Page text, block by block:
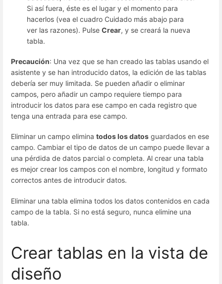
Si así fuera, éste es el lugar y el momento para
hacerlos (vea el cuadro Cuidado más abajo para
ver las razones). Pulse Crear, y se creará la nueva
tabla.
Precaución: Una vez que se han creado las tablas usando el
asistente y se han introducido datos, la edición de las tablas
debería ser muy limitada. Se pueden añadir o eliminar
campos, pero añadir un campo requiere tiempo para
introducir los datos para ese campo en cada registro que
tenga una entrada para ese campo.
Eliminar un campo elimina todos los datos guardados en ese
campo. Cambiar el tipo de datos de un campo puede llevar a
una pérdida de datos parcial o completa. Al crear una tabla
es mejor crear los campos con el nombre, longitud y formato
correctos antes de introducir datos.
Eliminar una tabla elimina todos los datos contenidos en cada
campo de la tabla. Si no está seguro, nunca elimine una
tabla.
Crear tablas en la vista de
diseño